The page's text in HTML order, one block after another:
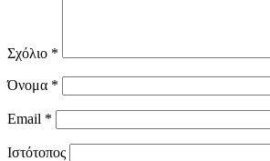
Σχόλιο *
Όνομα *
Email *
Ιστότοπος